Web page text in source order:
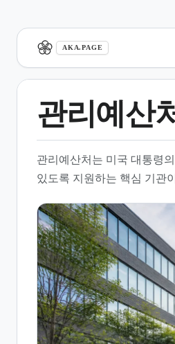
AKA.PAGE
관리예산
관리예산처는 미국 대통령
있도록 지원하는 핵심 기관
개요
주요 임무와 역할
정책 및 입법 지원 기능
조직 구조 및 운영 체계
성과 관리 및 투명성
전략적 계획 및 평가
같이 보기